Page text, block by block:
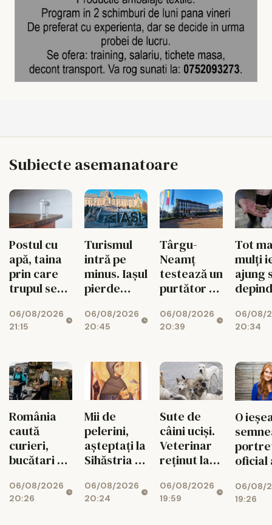
Subiecte asemanatoare
Postul cu
apă, taina
prin care
trupul se
06/08/2026
21:15
Turismul
intră pe
minus. Iașul
pierde
2026
06/08/2026
20:45
Târgu-
Neamț
testează un
purtător de
creat cu
inteligență
06/08/2026
20:39
Tot
mulți
ajung
Topul
06/08/
20:34
România
caută
curieri,
bucătari și
06/08/2026
20:26
Mii de
pelerini,
așteptați la
Sihăstria și
06/08/2026
20:24
Sute de
câini uciși.
Veterinar
reținut la
06/08/2026
19:59
O
oficial
06/08/
19:26